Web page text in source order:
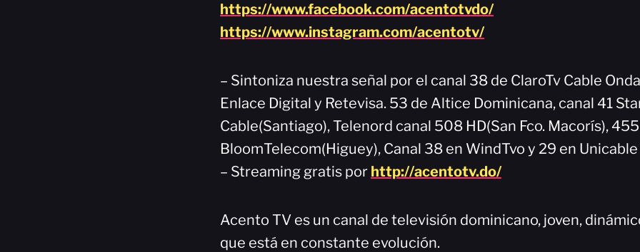
https://www.facebook.com/acentotvdo/
https://www.instagram.com/acentotv/
– Sintoniza nuestra señal por el canal 38 de ClaroTv Cable
Enlace Digital y Retevisa. 53 de Altice Dominicana, canal 41
Cable(Santiago), Telenord canal 508 HD(San Fco. Macorís),
BloomTelecom(Higuey), Canal 38 en WindTvo y 29 en Unicable
– Streaming gratis por http://acentotv.do/
Acento TV es un canal de televisión dominicano, joven,
que está en constante evolución.